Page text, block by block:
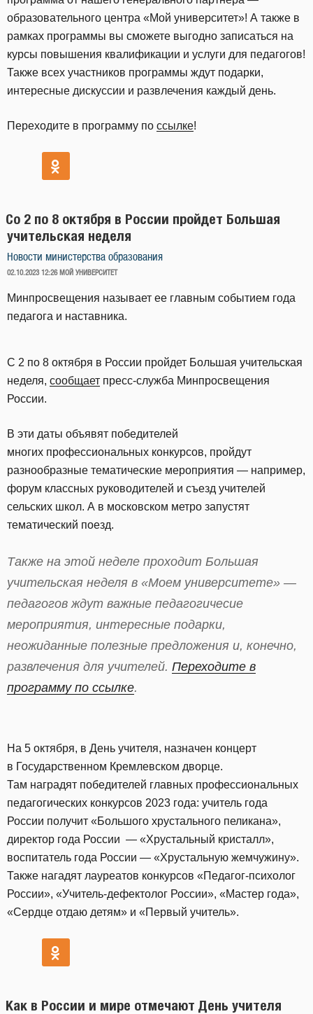
образовательного центра «Мой университет»! А также в
рамках программы вы сможете выгодно записаться на
курсы повышения квалификации и услуги для педагогов!
Также всех участников программы ждут подарки,
интересные дискуссии и развлечения каждый день.
Переходите в программу по ссылке!
Со 2 по 8 октября в России пройдет Большая
учительская неделя
Новости министерства образования
ОПУБЛИКОВАНО
02.10.2023 12:26 МОЙ УНИВЕРСИТЕТ
Минпросвещения называет ее главным событием года
педагога и наставника.
С 2 по 8 октября в России пройдет Большая учительская
неделя, сообщает пресс-служба Минпросвещения
России.
В эти даты объявят победителей
многих профессиональных конкурсов, пройдут
разнообразные тематические мероприятия — например,
форум классных руководителей и съезд учителей
сельских школ. А в московском метро запустят
тематический поезд.
Также на этой неделе проходит Большая
учительская неделя в «Моем университете» —
педагогов ждут важные педагогичесие
мероприятия, интересные подарки,
неожиданные полезные предложения и, конечно,
развлечения для учителей. Переходите в
программу по ссылке.
На 5 октября, в День учителя, назначен концерт
в Государственном Кремлевском дворце.
Там наградят победителей главных профессиональных
педагогических конкурсов 2023 года: учитель года
России получит «Большого хрустального пеликана»,
директор года России — «Хрустальный кристалл»,
воспитатель года России — «Хрустальную жемчужину».
Также нагадят лауреатов конкурсов «Педагог-психолог
России», «Учитель-дефектолог России», «Мастер года»,
«Сердце отдаю детям» и «Первый учитель».
Как в России и мире отмечают День учителя